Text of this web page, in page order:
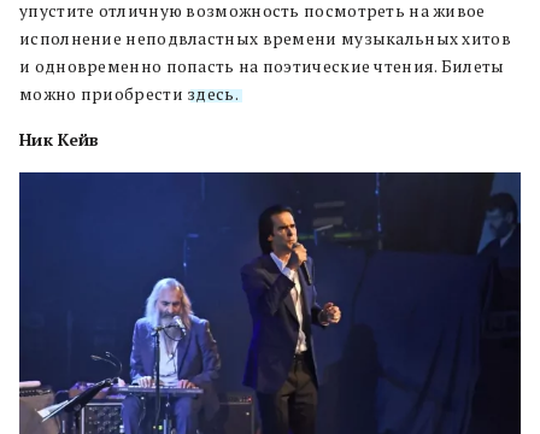
упустите отличную возможность посмотреть на живое
исполнение неподвластных времени музыкальных хитов
и одновременно попасть на поэтические чтения. Билеты
можно приобрести здесь.
Ник Кейв